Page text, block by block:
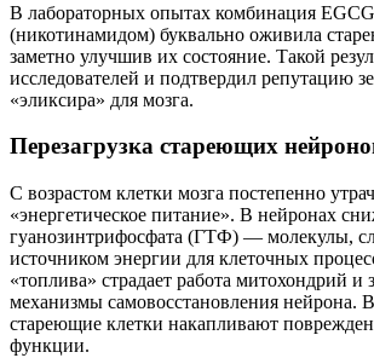
В лабораторных опытах комбинация
(никотинамидом) буквально оживила
заметно улучшив их состояние. Такой
исследователей и подтвердил репутацию
«эликсира» для мозга.
Перезагрузка стареющих
С возрастом клетки мозга постепенно
«энергетическое питание». В нейронах
гуанозинтрифосфата (ГТФ) — молекулы,
источником энергии для клеточных
«топлива» страдает работа митохондрий и
механизмы самовосстановления нейрона. В
стареющие клетки накапливают
функции.